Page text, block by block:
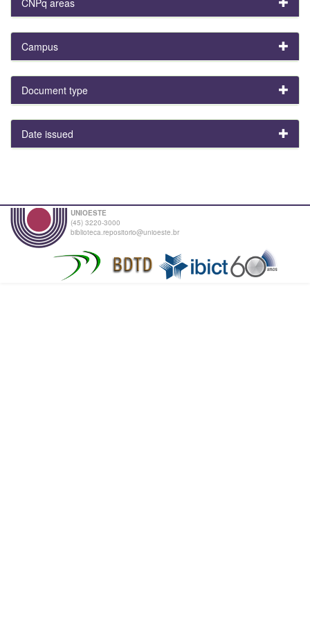
Campus
Document type
Date issued
UNIOESTE
(45) 3220-3000
biblioteca.repositorio@unioeste.br